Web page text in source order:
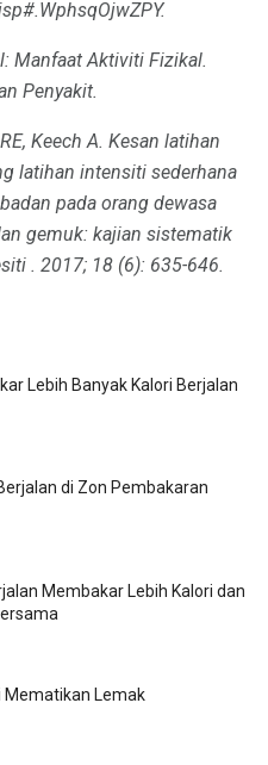
Manfaat Aktiviti Fizikal.
Penyakit.
Keech A. Kesan latihan
latihan intensiti sederhana
pada orang dewasa
gemuk: kajian sistematik
. 2017; 18 (6): 635-646.
Lebih Banyak Kalori Berjalan
di Zon Pembakaran
Membakar Lebih Kalori dan
Mematikan Lemak